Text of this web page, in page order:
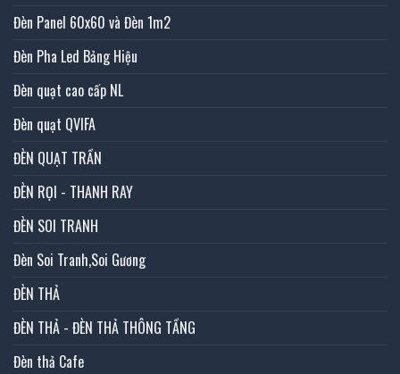
Đèn Panel 60x60 và Đèn 1m2
Đèn Pha Led Bảng Hiệu
Đèn quạt cao cấp NL
Đèn quạt QVIFA
ĐÈN QUẠT TRẦN
ĐÈN RỌI - THANH RAY
ĐÈN SOI TRANH
Đèn Soi Tranh,Soi Gương
ĐÈN THẢ
ĐÈN THẢ - ĐÈN THẢ THÔNG TẦNG
Đèn thả Cafe